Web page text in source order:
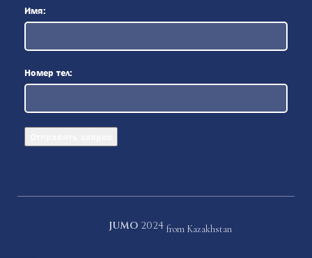
Имя:
Номер тел:
JUMO 2024 from Kazakhstan